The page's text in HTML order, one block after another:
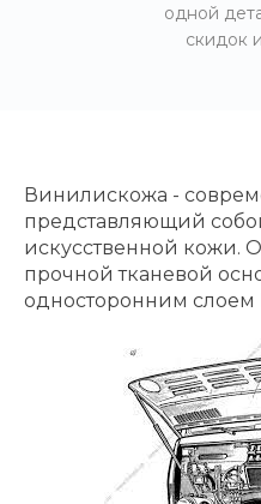
одной
скидок
Винилискожа -
представляющий
искусственной кожи.
прочной тканевой
односторонним слоем